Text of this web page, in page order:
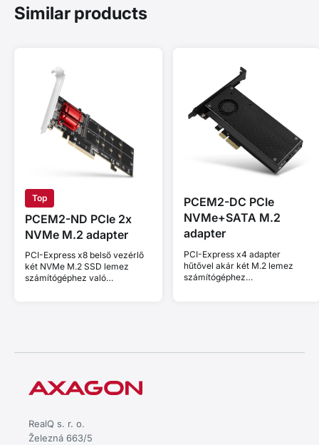
Similar products
Top
PCEM2-ND PCIe 2x
NVMe M.2 adapter
PCI-Express x8 belső vezérlő
két NVMe M.2 SSD lemez
számítógéphez való
PCEM2-DC PCIe
NVMe+SATA M.2
adapter
PCI-Express x4 adapter
hűtővel akár két M.2 lemez
számítógéphez
RealQ s. r. o.
Železná 663/5